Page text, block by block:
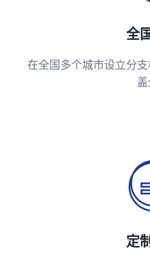
全
在全国多个城市设立分
盖
定